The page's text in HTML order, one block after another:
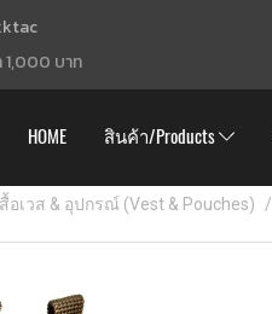
1,000 บาท
HOME สินค้า/Products
สื้อเวส & อุปกรณ์ (Vest & Pouches)